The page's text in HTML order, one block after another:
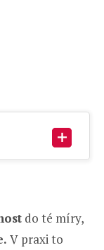
do té míry,
V praxi to